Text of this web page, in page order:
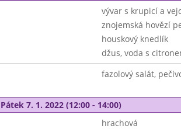
vývar s krupicí a
znojemská hovězí
houskový knedlík
džus, voda s
fazolový salát,
Pátek 7. 1. 2022 (12:00 - 14:00)
hrachová